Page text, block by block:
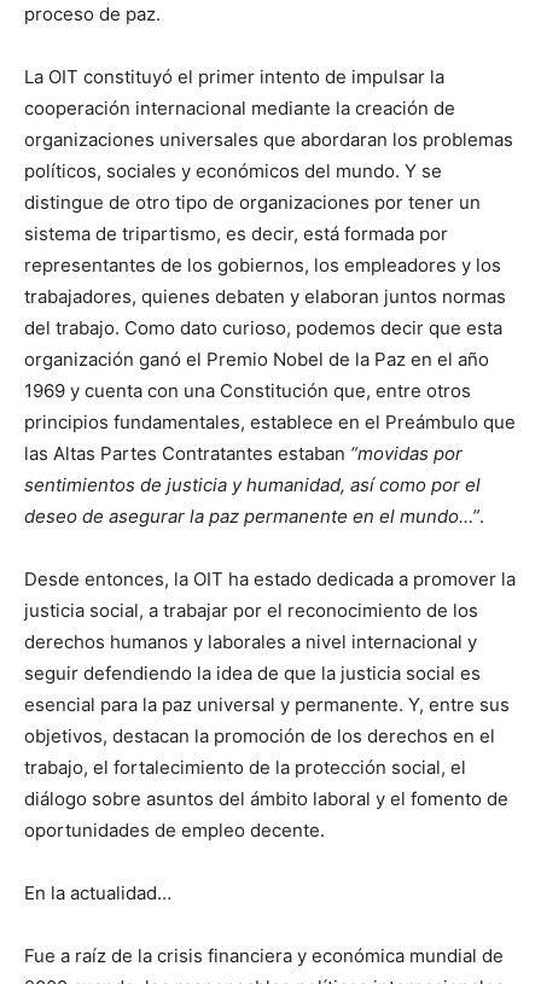
proceso de paz.
La OIT constituyó el primer intento de impulsar la
cooperación internacional mediante la creación de
organizaciones universales que abordaran los problemas
políticos, sociales y económicos del mundo. Y se
distingue de otro tipo de organizaciones por tener un
sistema de tripartismo, es decir, está formada por
representantes de los gobiernos, los empleadores y los
trabajadores, quienes debaten y elaboran juntos normas
del trabajo. Como dato curioso, podemos decir que esta
organización ganó el Premio Nobel de la Paz en el año
1969 y cuenta con una Constitución que, entre otros
principios fundamentales, establece en el Preámbulo que
las Altas Partes Contratantes estaban “movidas por
sentimientos de justicia y humanidad, así como por el
deseo de asegurar la paz permanente en el mundo…”.
Desde entonces, la OIT ha estado dedicada a promover la
justicia social, a trabajar por el reconocimiento de los
derechos humanos y laborales a nivel internacional y
seguir defendiendo la idea de que la justicia social es
esencial para la paz universal y permanente. Y, entre sus
objetivos, destacan la promoción de los derechos en el
trabajo, el fortalecimiento de la protección social, el
diálogo sobre asuntos del ámbito laboral y el fomento de
oportunidades de empleo decente.
En la actualidad…
Fue a raíz de la crisis financiera y económica mundial de